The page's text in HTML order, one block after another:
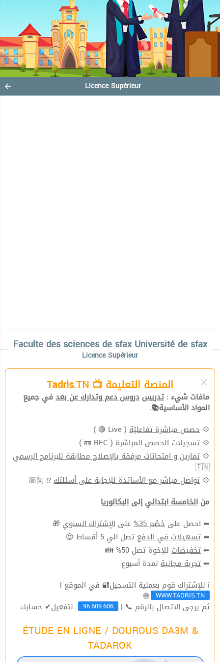
Licence Supérieur
Faculte des sciences de sfax Université de sfax
Licence Supérieur
المنصة التعليمة 📺 Tadris.TN
مافات شيء : تدريس دروس دعم وتدارك عن بعد في جميع
المواد الأساسية📚.
💠 حصص مباشرة تفاعليّة ( Live 🔴 )
💠 تسجيلات الحصص المباشرة ( REC 📼 )
💠 تمارين و امتحانات مرفقة بالإصلاح مطابقة للبرنامج الرسمي
🇹🇳
💠 تواصل مباشر مع الأساتذة للإجابة على أسئلتك⁉ 🙋🏼
من الخامسة ابتدائي إلى البكالوريا
⬅ احصل على خَصْم 35% على الإشتراك السنوي 🎁
⬅تسهيلات في الدفع تصل الي 5 أقساط 😍
⬅تخفيضات للإخوة تصل 50% 👪
⬅تجربة مجانية لمدة أسبوع
ℹ للإشتراك قوم بعملية التسجيل🔐 في الموقع |
WWW.TADRIS.TN
🌐
ثم يرجى الاتصال بالرقم 📞 | 96.609.606 لتفعيل✔ حسابك.
ÉTUDE EN LIGNE / DOUROUS DA3M &
TADAROK